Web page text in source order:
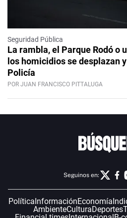
Seguridad Pública
La rambla, el Parque Rodó o
los homicidios se desplazan
Policía
POR JUAN FRANCISCO PITTALUGA
Seguinos en:
Política InformaciónEconomía
AmbienteCulturaDeportes